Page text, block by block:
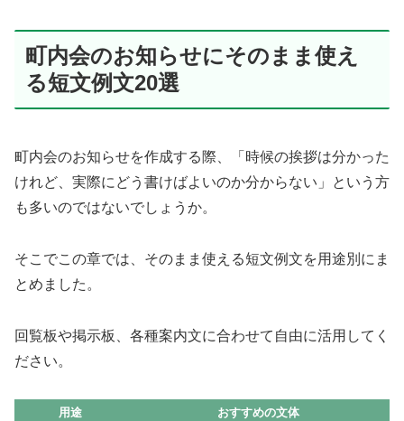
町内会のお知らせにそのまま使え
る短文例文20選
町内会のお知らせを作成する際、「時候の挨拶は分かった
けれど、実際にどう書けばよいのか分からない」という方
も多いのではないでしょうか。
そこでこの章では、そのまま使える短文例文を用途別にま
とめました。
回覧板や掲示板、各種案内文に合わせて自由に活用してく
ださい。
用途
おすすめの文体